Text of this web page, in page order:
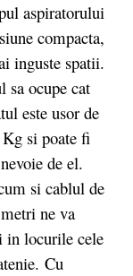
aspiratorului
compacta,
inguste spatii.
sa ocupe cat
este usor de
si poate fi
de el.
si cablul de
ne va
in locurile cele
Cu